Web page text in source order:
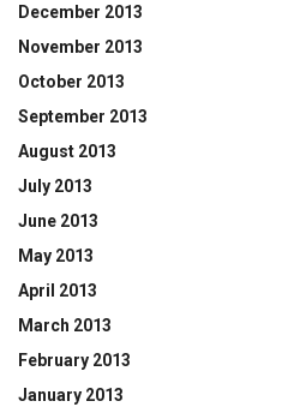
December 2013
November 2013
October 2013
September 2013
August 2013
July 2013
June 2013
May 2013
April 2013
March 2013
February 2013
January 2013